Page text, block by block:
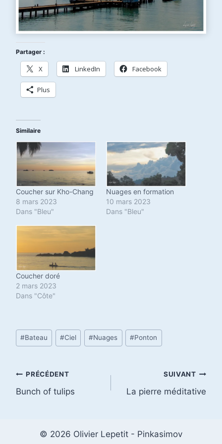
Partager :
X LinkedIn Facebook
Plus
Similaire
Coucher sur Kho-Chang
8 mars 2023
Dans "Bleu"
Nuages en formation
10 mars 2023
Dans "Bleu"
Coucher doré
2 mars 2023
Dans "Côte"
Étiquettes
de
publication :
#Bateau #Ciel #Nuages #Ponton
Navigation
de
PRÉCÉDENT
Bunch of tulips
SUIVANT
La pierre méditative
© 2026 Olivier Lepetit - Pinkasimov